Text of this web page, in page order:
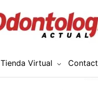
Tienda Virtual